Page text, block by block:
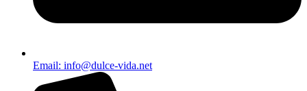
Email: info@dulce-vida.net